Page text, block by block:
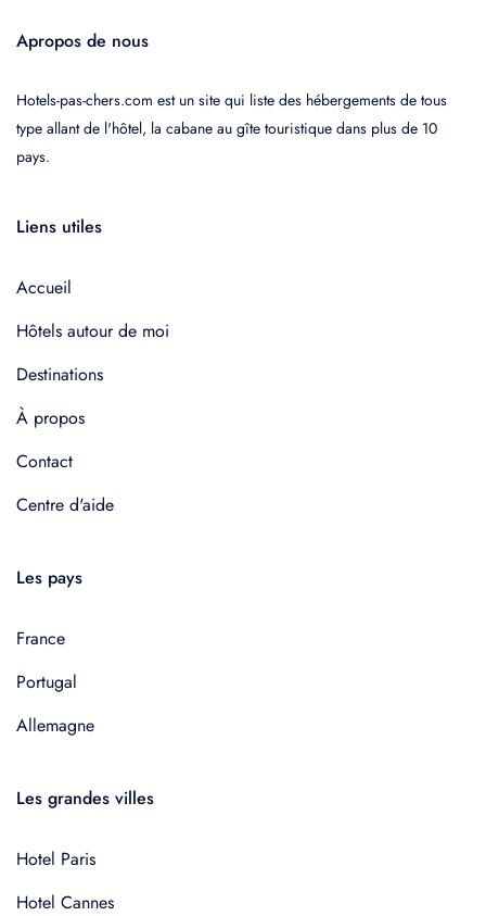
Apropos de nous
Hotels-pas-chers.com est un site qui liste des hébergements de tous
type allant de l'hôtel, la cabane au gîte touristique dans plus de 10
pays.
Liens utiles
Accueil
Hôtels autour de moi
Destinations
À propos
Contact
Centre d'aide
Les pays
France
Portugal
Allemagne
Les grandes villes
Hotel Paris
Hotel Cannes